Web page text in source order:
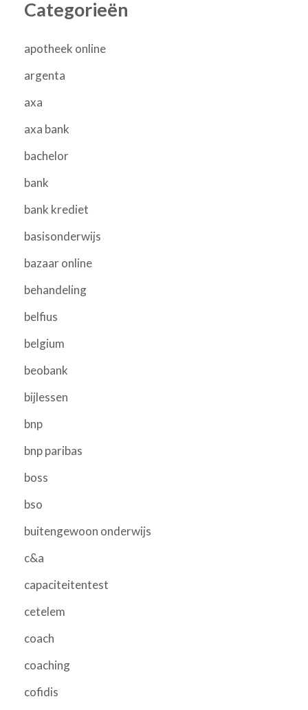
Categorieën
apotheek online
argenta
axa
axa bank
bachelor
bank
bank krediet
basisonderwijs
bazaar online
behandeling
belfius
belgium
beobank
bijlessen
bnp
bnp paribas
boss
bso
buitengewoon onderwijs
c&a
capaciteitentest
cetelem
coach
coaching
cofidis